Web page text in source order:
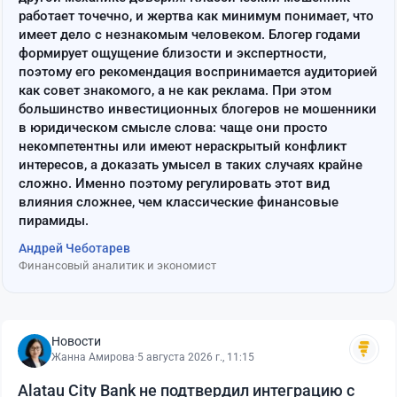
работает точечно, и жертва как минимум понимает, что
имеет дело с незнакомым человеком. Блогер годами
формирует ощущение близости и экспертности,
поэтому его рекомендация воспринимается аудиторией
как совет знакомого, а не как реклама. При этом
большинство инвестиционных блогеров не мошенники
в юридическом смысле слова: чаще они просто
некомпетентны или имеют нераскрытый конфликт
интересов, а доказать умысел в таких случаях крайне
сложно. Именно поэтому регулировать этот вид
влияния сложнее, чем классические финансовые
пирамиды.
Андрей Чеботарев
Финансовый аналитик и экономист
Новости
Жанна Амирова·5 августа 2026 г., 11:15
Alatau City Bank не подтвердил интеграцию с